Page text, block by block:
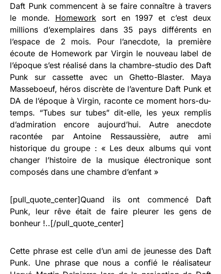
Daft Punk commencent à se faire connaître à travers
le monde. Homework sort en 1997 et c’est deux
millions d’exemplaires dans 35 pays différents en
l’espace de 2 mois. Pour l’anecdote, la première
écoute de Homework par Virgin le nouveau label de
l’époque s’est réalisé dans la chambre-studio des Daft
Punk sur cassette avec un Ghetto-Blaster. Maya
Masseboeuf, héros discrète de l’aventure Daft Punk et
DA de l’époque à Virgin, raconte ce moment hors-du-
temps. “Tubes sur tubes” dit-elle, les yeux remplis
d’admiration encore aujourd’hui. Autre anecdote
racontée par Antoine Ressaussière, autre ami
historique du groupe : « Les deux albums qui vont
changer l’histoire de la musique électronique sont
composés dans une chambre d’enfant »
[pull_quote_center]Quand ils ont commencé Daft
Punk, leur rêve était de faire pleurer les gens de
bonheur !..[/pull_quote_center]
Cette phrase est celle d’un ami de jeunesse des Daft
Punk. Une phrase que nous a confié le réalisateur